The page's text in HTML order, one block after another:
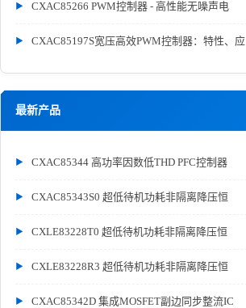
CXAC85266 PWM控制器 - 高性能无噪声电
CXAC85197S宽压高效PWM控制器：特性、应
最新产品
CXAC85344 高功率因数低THD PFC控制器
CXAC85343S0 超低待机功耗非隔离降压恒
CXLE83228T0 超低待机功耗非隔离降压恒
CXLE83228R3 超低待机功耗非隔离降压恒
CXAC85342D 集成MOSFET副边同步整流IC